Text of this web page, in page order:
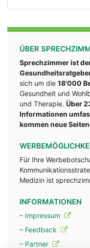
ÜBER
Sprechzimmer ist
sich um die 18'000
Gesundheit und
und Therapie. Über
Informationen
kommen neue
Für Ihre
Medizin ist
INFORMATIONEN
– Impressum
– Feedback
– Partner